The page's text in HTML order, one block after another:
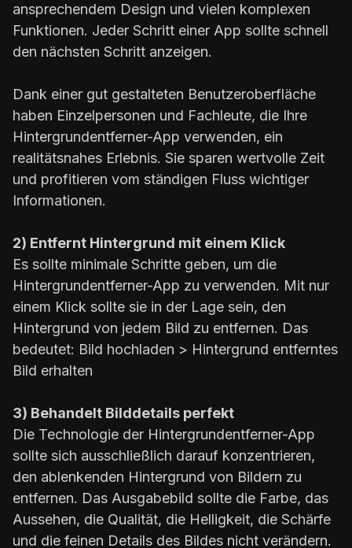
ansprechendem Design und vielen komplexen
Funktionen. Jeder Schritt einer App sollte schnell
den nächsten Schritt anzeigen.
Dank einer gut gestalteten Benutzeroberfläche
haben Einzelpersonen und Fachleute, die Ihre
Hintergrundentferner-App verwenden, ein
realitätsnahes Erlebnis. Sie sparen wertvolle Zeit
und profitieren vom ständigen Fluss wichtiger
Informationen.
2) Entfernt Hintergrund mit einem Klick
Es sollte minimale Schritte geben, um die
Hintergrundentferner-App zu verwenden. Mit nur
einem Klick sollte sie in der Lage sein, den
Hintergrund von jedem Bild zu entfernen. Das
bedeutet: Bild hochladen > Hintergrund entferntes
Bild erhalten
3) Behandelt Bilddetails perfekt
Die Technologie der Hintergrundentferner-App
sollte sich ausschließlich darauf konzentrieren,
den ablenkenden Hintergrund von Bildern zu
entfernen. Das Ausgabebild sollte die Farbe, das
Aussehen, die Qualität, die Helligkeit, die Schärfe
und die feinen Details des Bildes nicht verändern.